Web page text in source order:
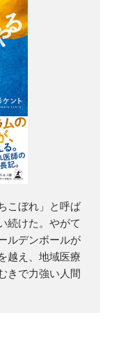
こぼれ」と呼ば
続けた。やがて
ルデンボールが
越え、地域医療
きで力強い人間